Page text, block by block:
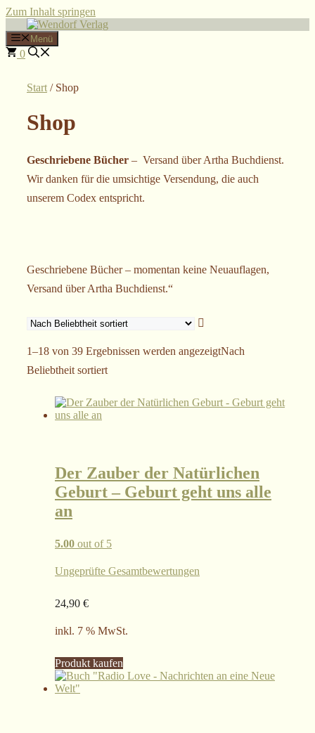
Zum Inhalt springen
Menü
0
Start / Shop
Shop
Geschriebene Bücher – Versand über Artha Buchdienst.
Wir danken für die umsichtige Versendung, die auch
unserem Codex entspricht.
Geschriebene Bücher – momentan keine Neuauflagen,
Versand über Artha Buchdienst.“
1–18 von 39 Ergebnissen werden angezeigtNach
Beliebtheit sortiert
Der Zauber der Natürlichen
Geburt – Geburt geht uns alle
an
5.00 out of 5
Ungeprüfte Gesamtbewertungen
24,90 €
inkl. 7 % MwSt.
Produkt kaufen